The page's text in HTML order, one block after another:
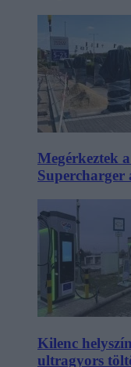
Megérkeztek
Supercharger
Kilenc
ultragyors